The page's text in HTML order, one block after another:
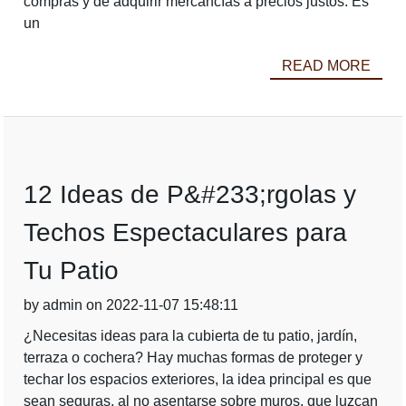
un
READ MORE
12 Ideas de P&#233;rgolas y
Techos Espectaculares para
Tu Patio
by admin on 2022-11-07 15:48:11
¿Necesitas ideas para la cubierta de tu patio, jardín,
terraza o cochera? Hay muchas formas de proteger y
techar los espacios exteriores, la idea principal es que
sean seguras, al no asentarse sobre muros, que luzcan